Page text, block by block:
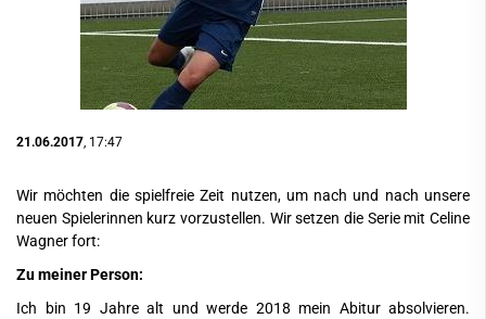
21.06.2017, 17:47
Wir möchten die spielfreie Zeit nutzen, um nach und nach unsere
neuen Spielerinnen kurz vorzustellen. Wir setzen die Serie mit Celine
Wagner fort:
Zu meiner Person:
Ich bin 19 Jahre alt und werde 2018 mein Abitur absolvieren.